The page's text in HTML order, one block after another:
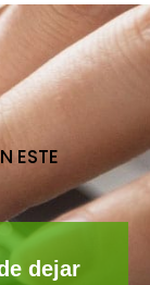
ESTE
dejar